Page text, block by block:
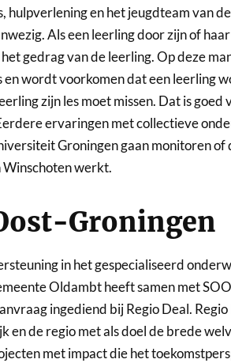
hulpverlening en het jeugdteam van
Als een leerling door zijn of
gedrag van de leerling. Op deze
wordt voorkomen dat een leerling
zijn les moet missen. Dat is
ervaringen met collectieve
Groningen gaan monitoren
werkt.
Groningen
in het gespecialiseerd
Oldambt heeft samen met
ingediend bij Regio Deal.
en de regio met als doel de brede
met impact die het